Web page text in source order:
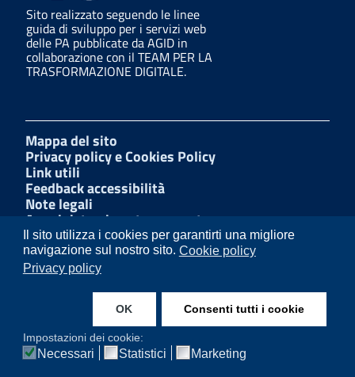
Il sito utilizza i cookies per garantirti una migliore
navigazione sul nostro sito. Cookie policy
Privacy policy
OK Consenti tutti i cookie
Impostazioni dei cookie:
Necessari Statistici Marketing
Sito realizzato seguendo le linee
guida di sviluppo per i servizi web
delle PA pubblicate da AGID in
collaborazione con il TEAM PER LA
TRASFORMAZIONE DIGITALE.
Mappa del sito
Privacy policy e Cookies Policy
Link utili
Feedback accessibilità
Note legali
Amministrazione trasparente
Dichiarazione di accessibilità
W3C Css
Albo Pretorio
LinkedIn
Instagram